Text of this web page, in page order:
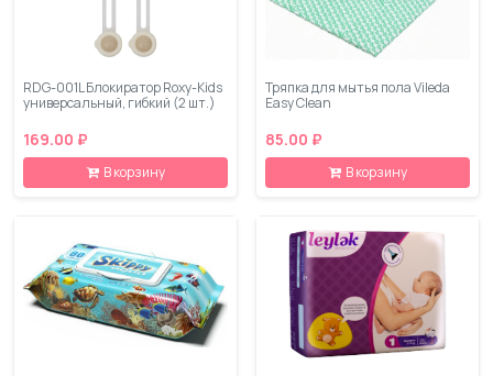
RDG-001L Блокиратор Roxy-Kids
универсальный, гибкий (2 шт.)
169.00 ₽
В корзину
Тряпка для мытья пола Vileda
Easy Clean
85.00 ₽
В корзину